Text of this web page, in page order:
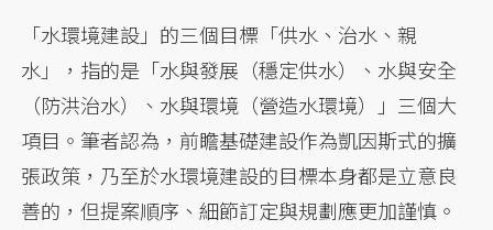
「水環境建設」的三個目標「供水、治水、親
水」，指的是「水與發展（穩定供水）、水與安全
（防洪治水）、水與環境（營造水環境）」三個大
項目。筆者認為，前瞻基礎建設作為凱因斯式的擴
張政策，乃至於水環境建設的目標本身都是立意良
善的，但提案順序、細節訂定與規劃應更加謹慎。